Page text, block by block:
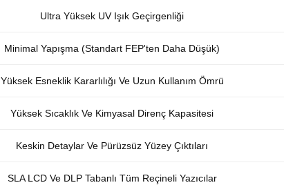
Ultra Yüksek UV Işık Geçirgenliği
Minimal Yapışma (Standart FEP'ten Daha Düşük)
Yüksek Esneklik Kararlılığı Ve Uzun Kullanım Ömrü
Yüksek Sıcaklık Ve Kimyasal Direnç Kapasitesi
Keskin Detaylar Ve Pürüzsüz Yüzey Çıktıları
SLA LCD Ve DLP Tabanlı Tüm Reçineli Yazıcılar